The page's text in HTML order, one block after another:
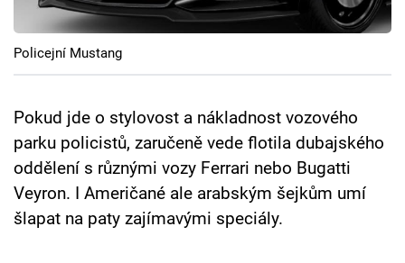
Policejní Mustang
Pokud jde o stylovost a nákladnost vozového
parku policistů, zaručeně vede flotila dubajského
oddělení s různými vozy Ferrari nebo Bugatti
Veyron. I Američané ale arabským šejkům umí
šlapat na paty zajímavými speciály.